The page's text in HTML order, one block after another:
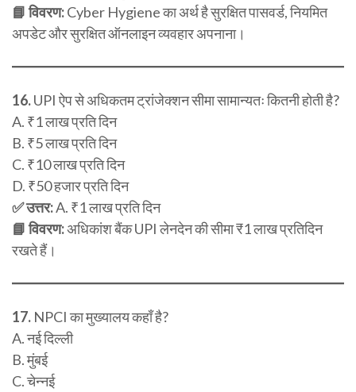
📘 विवरण:Cyber Hygiene का अर्थ है सुरक्षित पासवर्ड, नियमित
अपडेट और सुरक्षित ऑनलाइन व्यवहार अपनाना।
16.UPI ऐप से अधिकतम ट्रांजेक्शन सीमा सामान्यतः कितनी होती है?
A. ₹1 लाख प्रति दिन
B. ₹5 लाख प्रति दिन
C. ₹10 लाख प्रति दिन
D. ₹50 हजार प्रति दिन
✅ उत्तर:A. ₹1 लाख प्रति दिन
📘 विवरण:अधिकांश बैंक UPI लेनदेन की सीमा ₹1 लाख प्रतिदिन
रखते हैं।
17. NPCI का मुख्यालय कहाँ है?
A. नई दिल्ली
B. मुंबई
C. चेन्नई